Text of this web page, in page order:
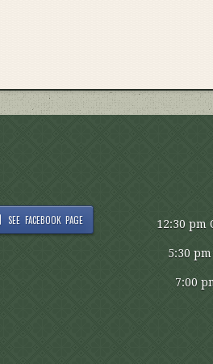
SEE FACEBOOK PAGE
12:30 pm
5:30
7:00